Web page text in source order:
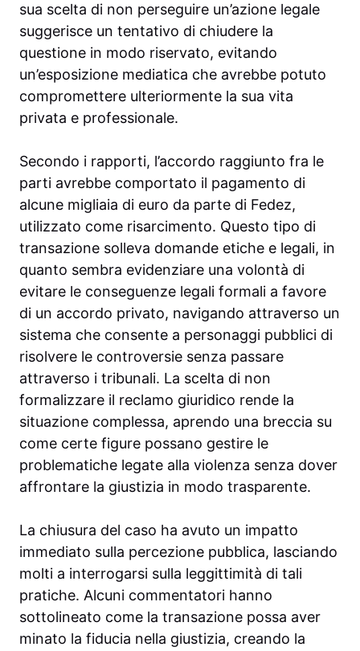
sua scelta di non perseguire un’azione legale
suggerisce un tentativo di chiudere la
questione in modo riservato, evitando
un’esposizione mediatica che avrebbe potuto
compromettere ulteriormente la sua vita
privata e professionale.
Secondo i rapporti, l’accordo raggiunto fra le
parti avrebbe comportato il pagamento di
alcune migliaia di euro da parte di Fedez,
utilizzato come risarcimento. Questo tipo di
transazione solleva domande etiche e legali, in
quanto sembra evidenziare una volontà di
evitare le conseguenze legali formali a favore
di un accordo privato, navigando attraverso un
sistema che consente a personaggi pubblici di
risolvere le controversie senza passare
attraverso i tribunali. La scelta di non
formalizzare il reclamo giuridico rende la
situazione complessa, aprendo una breccia su
come certe figure possano gestire le
problematiche legate alla violenza senza dover
affrontare la giustizia in modo trasparente.
La chiusura del caso ha avuto un impatto
immediato sulla percezione pubblica, lasciando
molti a interrogarsi sulla leggittimità di tali
pratiche. Alcuni commentatori hanno
sottolineato come la transazione possa aver
minato la fiducia nella giustizia, creando la